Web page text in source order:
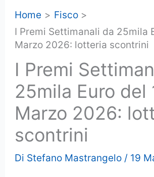
Home
Fisco
I Premi Settimanali da 25mila
Marzo 2026: lotteria scontrini
I Premi
25mila Euro del
Marzo 2026:
scontrini
Di Stefano Mastrangelo / 19